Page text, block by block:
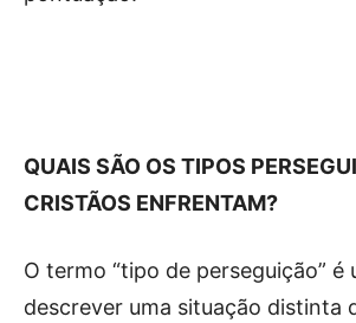
QUAIS SÃO OS TIPOS
CRISTÃOS ENFRENTAM?
O termo “tipo de perseguição” é
descrever uma situação distinta